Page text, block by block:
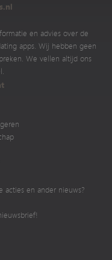
en advies over de
apps. Wij hebben geen
We vellen altijd ons
en ander nieuws?